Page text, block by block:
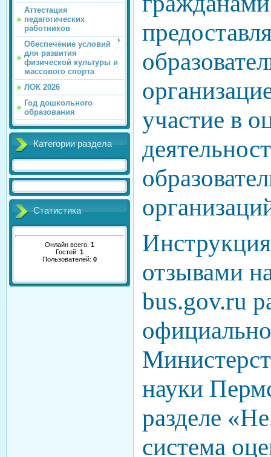
Аттестация
педагогических
работников
Обеспечение условий
для развития
физической культуры и
массового спорта
ЛОК 2026
Год дошкольного
образования
Категории раздела
Статистика
Онлайн всего: 1
Гостей: 1
Пользователей: 0
участие в
отзывами
bus.gov.ru
науки
разделе
система